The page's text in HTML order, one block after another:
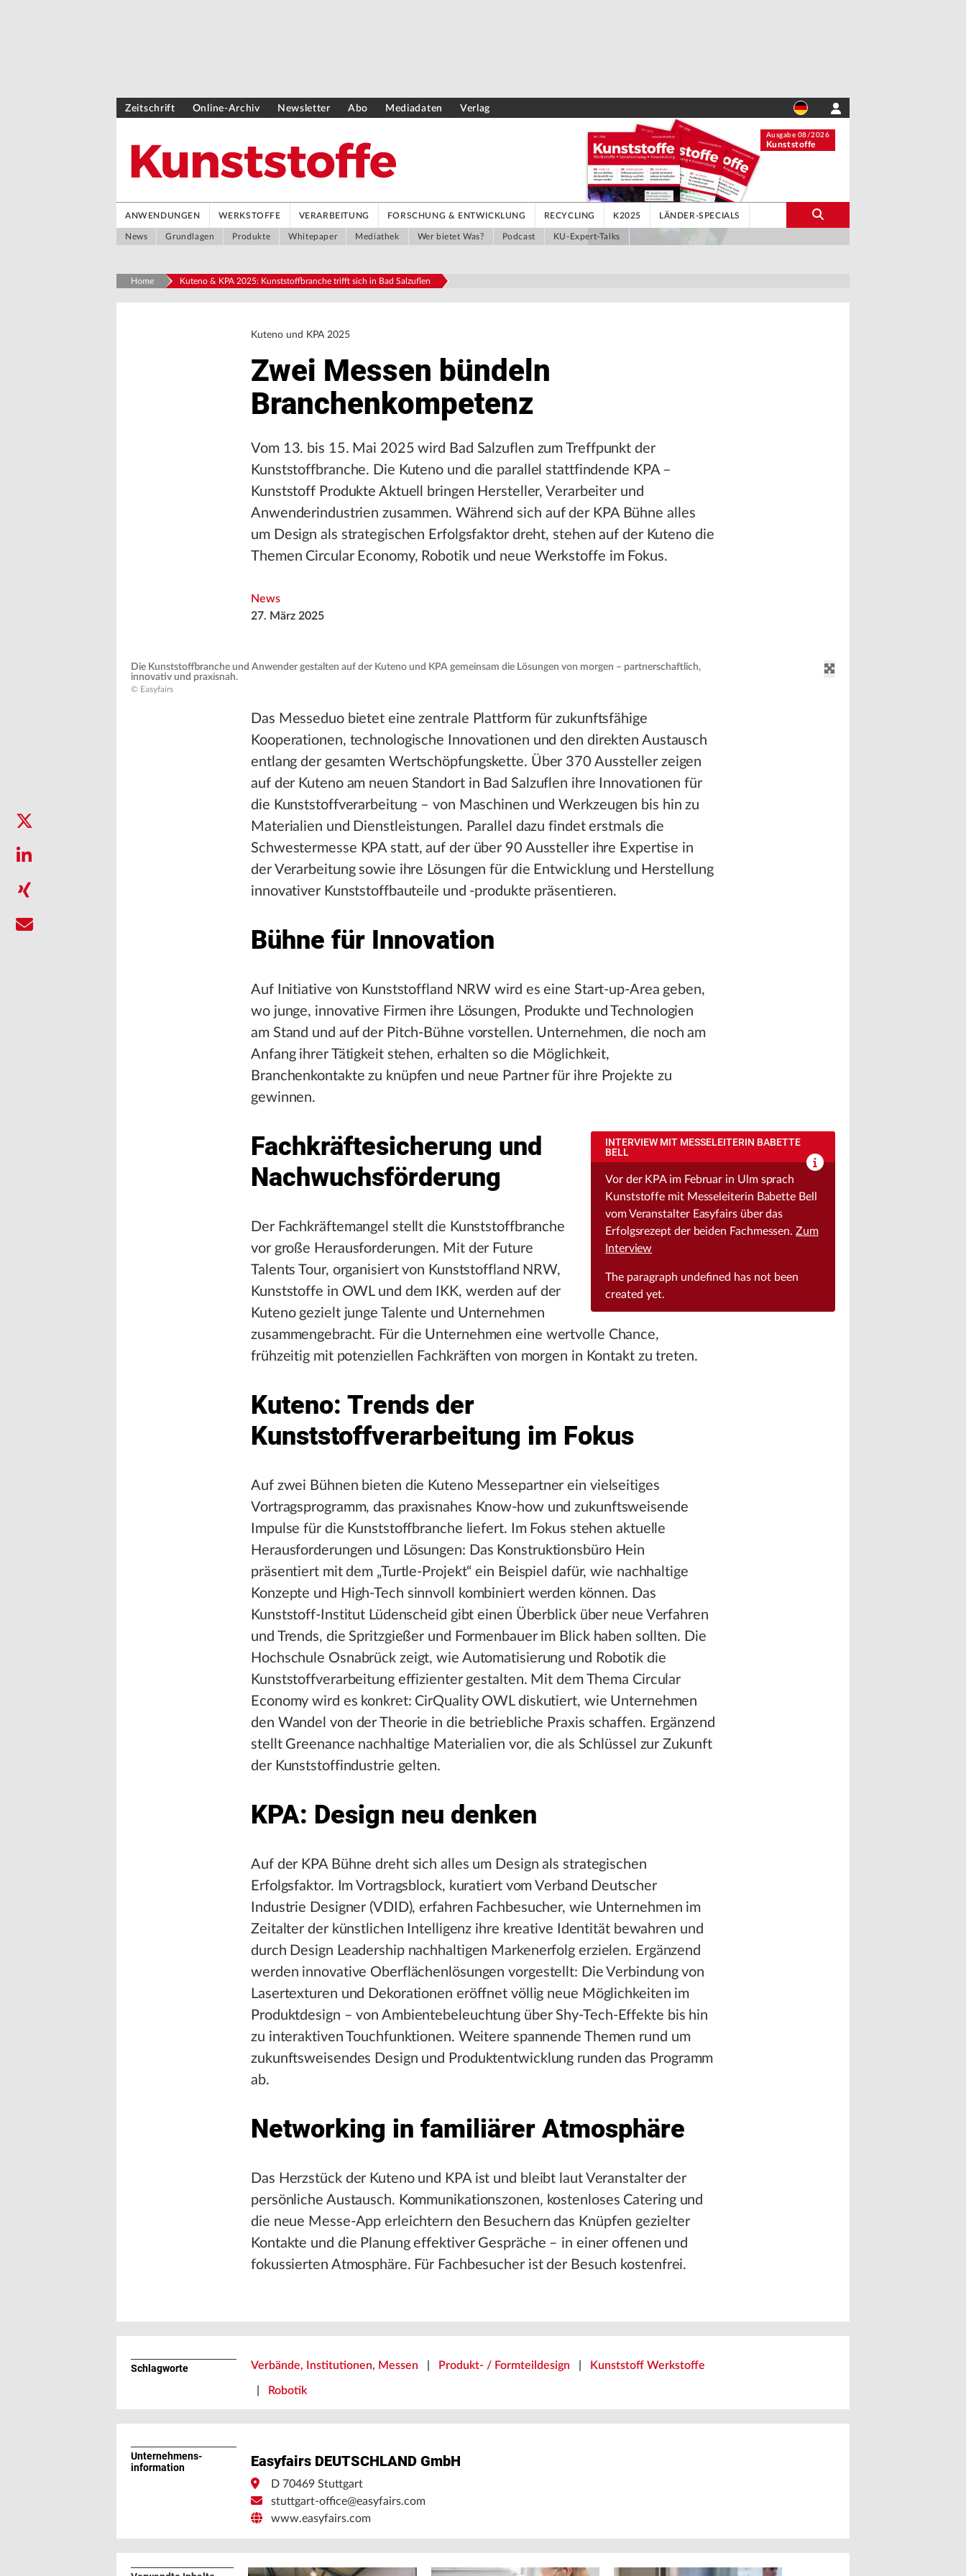
Zeitschrift Online-Archiv Newsletter Abo Mediadaten Verlag
Ausgabe 08/2026
Kunststoffe
ANWENDUNGEN WERKSTOFFE VERARBEITUNG FORSCHUNG & ENTWICKLUNG RECYCLING K2025 LÄNDER-SPECIALS
News Grundlagen Produkte Whitepaper Mediathek Wer bietet Was? Podcast KU-Expert-Talks
Home Kuteno & KPA 2025: Kunststoffbranche trifft sich in Bad Salzuflen
Kuteno und KPA 2025
Zwei Messen bündeln
Branchenkompetenz
Vom 13. bis 15. Mai 2025 wird Bad Salzuflen zum Treffpunkt der
Kunststoffbranche. Die Kuteno und die parallel stattfindende KPA –
Kunststoff Produkte Aktuell bringen Hersteller, Verarbeiter und
Anwenderindustrien zusammen. Während sich auf der KPA Bühne alles
um Design als strategischen Erfolgsfaktor dreht, stehen auf der Kuteno die
Themen Circular Economy, Robotik und neue Werkstoffe im Fokus.
News
27. März 2025
Die Kunststoffbranche und Anwender gestalten auf der Kuteno und KPA gemeinsam die Lösungen von morgen – partnerschaftlich,
innovativ und praxisnah.
© Easyfairs
Das Messeduo bietet eine zentrale Plattform für zukunftsfähige
Kooperationen, technologische Innovationen und den direkten Austausch
entlang der gesamten Wertschöpfungskette. Über 370 Aussteller zeigen
auf der Kuteno am neuen Standort in Bad Salzuflen ihre Innovationen für
die Kunststoffverarbeitung – von Maschinen und Werkzeugen bis hin zu
Materialien und Dienstleistungen. Parallel dazu findet erstmals die
Schwestermesse KPA statt, auf der über 90 Aussteller ihre Expertise in
der Verarbeitung sowie ihre Lösungen für die Entwicklung und Herstellung
innovativer Kunststoffbauteile und -produkte präsentieren.
Bühne für Innovation
Auf Initiative von Kunststoffland NRW wird es eine Start-up-Area geben,
wo junge, innovative Firmen ihre Lösungen, Produkte und Technologien
am Stand und auf der Pitch-Bühne vorstellen. Unternehmen, die noch am
Anfang ihrer Tätigkeit stehen, erhalten so die Möglichkeit,
Branchenkontakte zu knüpfen und neue Partner für ihre Projekte zu
gewinnen.
INTERVIEW MIT MESSELEITERIN BABETTE
BELL
Vor der KPA im Februar in Ulm sprach
Kunststoffe mit Messeleiterin Babette Bell
vom Veranstalter Easyfairs über das
Erfolgsrezept der beiden Fachmessen.Zum
Interview
The paragraph undefined has not been
created yet.
Fachkräftesicherung und
Nachwuchsförderung
Der Fachkräftemangel stellt die Kunststoffbranche
vor große Herausforderungen. Mit der Future
Talents Tour, organisiert von Kunststoffland NRW,
Kunststoffe in OWL und dem IKK, werden auf der
Kuteno gezielt junge Talente und Unternehmen
zusammengebracht. Für die Unternehmen eine wertvolle Chance,
frühzeitig mit potenziellen Fachkräften von morgen in Kontakt zu treten.
Kuteno: Trends der
Kunststoffverarbeitung im Fokus
Auf zwei Bühnen bieten die Kuteno Messepartner ein vielseitiges
Vortragsprogramm, das praxisnahes Know-how und zukunftsweisende
Impulse für die Kunststoffbranche liefert. Im Fokus stehen aktuelle
Herausforderungen und Lösungen: Das Konstruktionsbüro Hein
präsentiert mit dem „Turtle-Projekt“ ein Beispiel dafür, wie nachhaltige
Konzepte und High-Tech sinnvoll kombiniert werden können. Das
Kunststoff-Institut Lüdenscheid gibt einen Überblick über neue Verfahren
und Trends, die Spritzgießer und Formenbauer im Blick haben sollten. Die
Hochschule Osnabrück zeigt, wie Automatisierung und Robotik die
Kunststoffverarbeitung effizienter gestalten. Mit dem Thema Circular
Economy wird es konkret: CirQuality OWL diskutiert, wie Unternehmen
den Wandel von der Theorie in die betriebliche Praxis schaffen. Ergänzend
stellt Greenance nachhaltige Materialien vor, die als Schlüssel zur Zukunft
der Kunststoffindustrie gelten.
KPA: Design neu denken
Auf der KPA Bühne dreht sich alles um Design als strategischen
Erfolgsfaktor. Im Vortragsblock, kuratiert vom Verband Deutscher
Industrie Designer (VDID), erfahren Fachbesucher, wie Unternehmen im
Zeitalter der künstlichen Intelligenz ihre kreative Identität bewahren und
durch Design Leadership nachhaltigen Markenerfolg erzielen. Ergänzend
werden innovative Oberflächenlösungen vorgestellt: Die Verbindung von
Lasertexturen und Dekorationen eröffnet völlig neue Möglichkeiten im
Produktdesign – von Ambientebeleuchtung über Shy-Tech-Effekte bis hin
zu interaktiven Touchfunktionen. Weitere spannende Themen rund um
zukunftsweisendes Design und Produktentwicklung runden das Programm
ab.
Networking in familiärer Atmosphäre
Das Herzstück der Kuteno und KPA ist und bleibt laut Veranstalter der
persönliche Austausch. Kommunikationszonen, kostenloses Catering und
die neue Messe-App erleichtern den Besuchern das Knüpfen gezielter
Kontakte und die Planung effektiver Gespräche – in einer offenen und
fokussierten Atmosphäre. Für Fachbesucher ist der Besuch kostenfrei.
Schlagworte Verbände, Institutionen, Messen Produkt- / Formteildesign Kunststoff Werkstoffe
Robotik
Unternehmens­
information
Easyfairs DEUTSCHLAND GmbH
D 70469 Stuttgart
stuttgart-office@easyfairs.com
www.easyfairs.com